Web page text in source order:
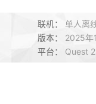
联机： 单人离
版本： 2025年
平台： Quest